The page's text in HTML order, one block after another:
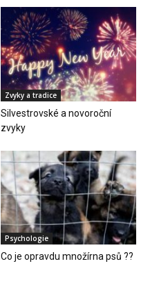
Zvyky a tradice
Silvestrovské a novoroční
zvyky
Psychologie
Co je opravdu množírna psů ??